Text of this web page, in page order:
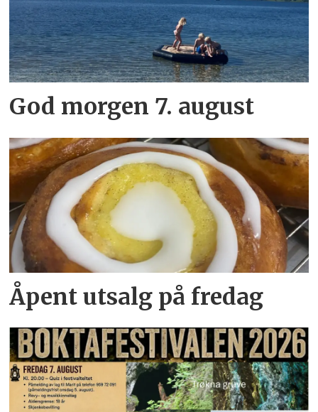
God morgen 7. august
Åpent utsalg på fredag